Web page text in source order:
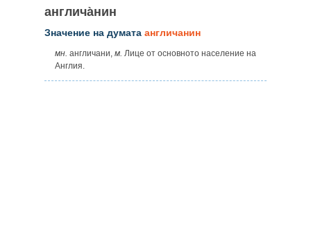
англича̀нин
Значение на думата англичанин
мн. англичани, м. Лице от основното население на
Англия.